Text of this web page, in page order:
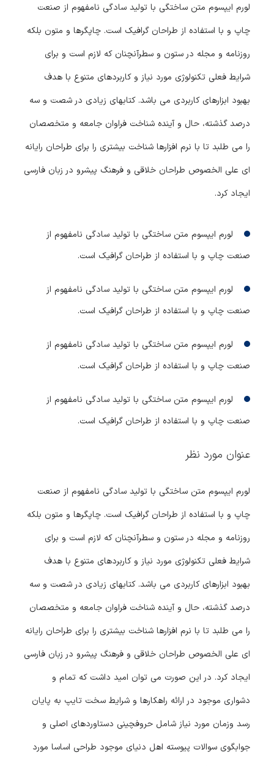
لورم ایپسوم متن ساختگی با تولید سادگی نامفهوم از صنعت
چاپ و با استفاده از طراحان گرافیک است. چاپگرها و متون بلکه
روزنامه و مجله در ستون و سطرآنچنان که لازم است و برای
شرایط فعلی تکنولوژی مورد نیاز و کاربردهای متنوع با هدف
بهبود ابزارهای کاربردی می باشد. کتابهای زیادی در شصت و سه
درصد گذشته، حال و آینده شناخت فراوان جامعه و متخصصان
را می طلبد تا با نرم افزارها شناخت بیشتری را برای طراحان رایانه
ای علی الخصوص طراحان خلاقی و فرهنگ پیشرو در زبان فارسی
ایجاد کرد.
لورم ایپسوم متن ساختگی با تولید سادگی نامفهوم از
صنعت چاپ و با استفاده از طراحان گرافیک است.
لورم ایپسوم متن ساختگی با تولید سادگی نامفهوم از
صنعت چاپ و با استفاده از طراحان گرافیک است.
لورم ایپسوم متن ساختگی با تولید سادگی نامفهوم از
صنعت چاپ و با استفاده از طراحان گرافیک است.
لورم ایپسوم متن ساختگی با تولید سادگی نامفهوم از
صنعت چاپ و با استفاده از طراحان گرافیک است.
عنوان مورد نظر
لورم ایپسوم متن ساختگی با تولید سادگی نامفهوم از صنعت
چاپ و با استفاده از طراحان گرافیک است. چاپگرها و متون بلکه
روزنامه و مجله در ستون و سطرآنچنان که لازم است و برای
شرایط فعلی تکنولوژی مورد نیاز و کاربردهای متنوع با هدف
بهبود ابزارهای کاربردی می باشد. کتابهای زیادی در شصت و سه
درصد گذشته، حال و آینده شناخت فراوان جامعه و متخصصان
را می طلبد تا با نرم افزارها شناخت بیشتری را برای طراحان رایانه
ای علی الخصوص طراحان خلاقی و فرهنگ پیشرو در زبان فارسی
ایجاد کرد. در این صورت می توان امید داشت که تمام و
دشواری موجود در ارائه راهکارها و شرایط سخت تایپ به پایان
رسد وزمان مورد نیاز شامل حروفچینی دستاوردهای اصلی و
جوابگوی سوالات پیوسته اهل دنیای موجود طراحی اساسا مورد